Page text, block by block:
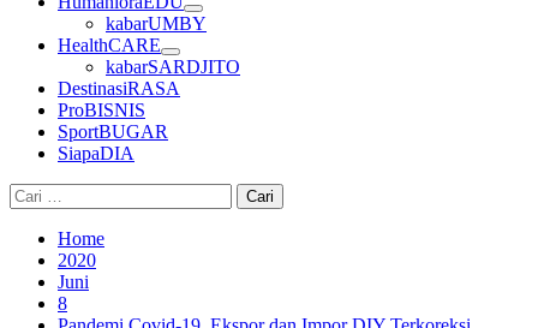
kabarUMBY
HealthCARE
kabarSARDJITO
DestinasiRASA
ProBISNIS
SportBUGAR
SiapaDIA
Cari
untuk:
Home
2020
Juni
8